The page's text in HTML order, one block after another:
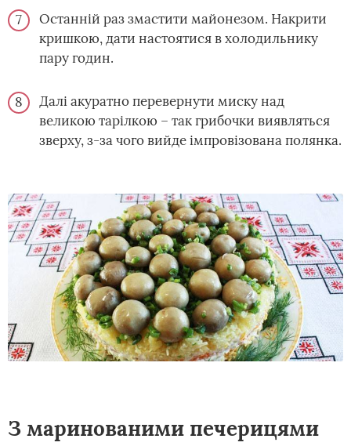
Останній раз змастити майонезом. Накрити
кришкою, дати настоятися в холодильнику
пару годин.
Далі акуратно перевернути миску над
великою тарілкою – так грибочки виявляться
зверху, з-за чого вийде імпровізована полянка.
З маринованими печерицями